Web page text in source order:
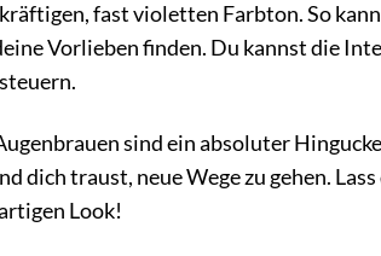
fast violetten Farbton. So
Vorlieben finden. Du kannst die
sind ein absoluter
dich traust, neue Wege zu gehen.
Look!